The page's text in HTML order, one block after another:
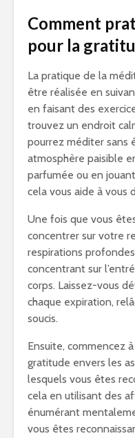
Comment
pour la
La pratique de la
être réalisée en
en faisant des
trouvez un endroit
pourrez méditer sans
atmosphère paisible
parfumée ou en
cela vous aide à vous
Une fois que vous
concentrer sur votre
respirations
concentrant sur
corps. Laissez-vous
chaque expiration,
soucis.
Ensuite, commencez
gratitude envers les
lesquels vous êtes
cela en utilisant des
énumérant
vous êtes